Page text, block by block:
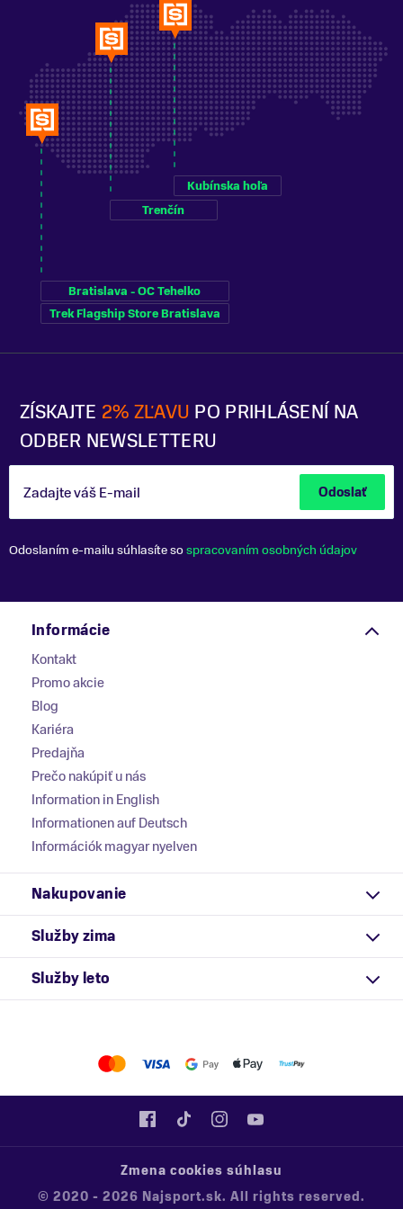
ZÍSKAJTE 2% ZĽAVU PO PRIHLÁSENÍ NA
ODBER NEWSLETTERU
Zadajte váš E-mail Odoslať
Odoslaním e-mailu súhlasíte sospracovaním osobných údajov
Bratislava - OC Tehelko
Trek Flagship Store Bratislava
Trenčín
Kubínska hoľa
Informácie
Kontakt
Promo akcie
Blog
Kariéra
Predajňa
Prečo nakúpiť u nás
Information in English
Informationen auf Deutsch
Információk magyar nyelven
Nakupovanie
Služby zima
Služby leto
© 2020 - 2026 Najsport.sk. All rights reserved.
Zmena cookies súhlasu